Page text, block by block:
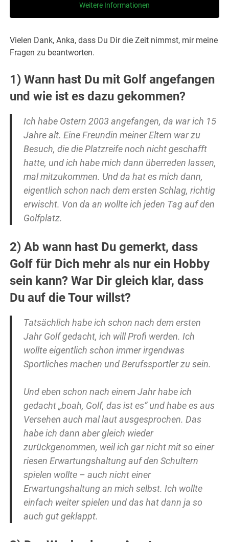
Weitere Informationen
Vielen Dank, Anka, dass Du Dir die Zeit nimmst, mir meine
Fragen zu beantworten.
1) Wann hast Du mit Golf angefangen
und wie ist es dazu gekommen?
Ich habe Ostern 2003 angefangen, da war ich 15
Jahre alt. Eine Freundin meiner Eltern war zu
Besuch, die die Platzreife noch nicht geschafft
hatte, und ich habe mich dann überreden lassen,
mal mitzukommen. Und da hat es mich dann,
eigentlich schon nach dem ersten Schlag, richtig
erwischt. Von da an wollte ich jeden Tag auf den
Golfplatz.
2) Ab wann hast Du gemerkt, dass
Golf für Dich mehr als nur ein Hobby
sein kann? War Dir gleich klar, dass
Du auf die Tour willst?
Tatsächlich habe ich schon nach dem ersten
Jahr Golf gedacht, ich will Profi werden. Ich
wollte eigentlich schon immer irgendwas
Sportliches machen und Berufssportler zu sein.
Und eben schon nach einem Jahr habe ich
gedacht „boah, Golf, das ist es“ und habe es aus
Versehen auch mal laut ausgesprochen. Das
habe ich dann aber gleich wieder
zurückgenommen, weil ich gar nicht mit so einer
riesen Erwartungshaltung auf den Schultern
spielen wollte – auch nicht einer
Erwartungshaltung an mich selbst. Ich wollte
einfach weiter spielen und das hat dann ja so
auch gut geklappt.